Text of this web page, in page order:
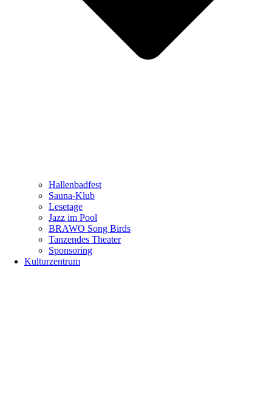
Hallenbadfest
Sauna-Klub
Lesetage
Jazz im Pool
BRAWO Song Birds
Tanzendes Theater
Sponsoring
Kulturzentrum